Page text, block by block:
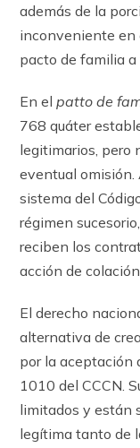
además de la
inconveniente en
pacto de familia
En elpatto de
768 quáter
legitimarios, pero
eventual omisión.
sistema del
régimen
reciben los
acción de
El derecho
alternativa de
por la aceptación
1010 del CCCN.
limitados y están
legítima tanto de